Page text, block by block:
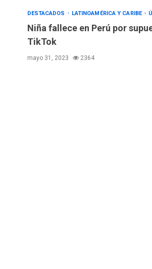
DESTACADOS LATINOAMÉRICA Y CARIBE
Niña fallece en Perú por
TikTok
mayo 31, 2023 2364